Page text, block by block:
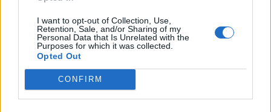
I want to opt-out of Collection, Use,
Retention, Sale, and/or Sharing of my
Personal Data that Is Unrelated with the
Purposes for which it was collected.
Opted Out
CONFIRM